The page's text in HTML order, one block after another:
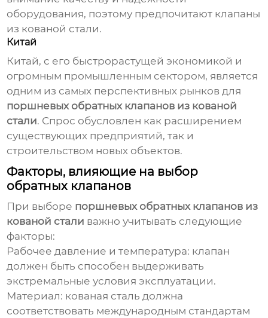
оборудования, поэтому предпочитают клапаны
из кованой стали.
Китай
Китай, с его быстрорастущей экономикой и
огромным промышленным сектором, является
одним из самых перспективных рынков для
поршневых обратных клапанов из кованой
стали. Спрос обусловлен как расширением
существующих предприятий, так и
строительством новых объектов.
Факторы, влияющие на выбор
обратных клапанов
При выборе поршневых обратных клапанов из
кованой стали важно учитывать следующие
факторы:
Рабочее давление и температура: клапан
должен быть способен выдерживать
экстремальные условия эксплуатации.
Материал: кованая сталь должна
соответствовать международным стандартам